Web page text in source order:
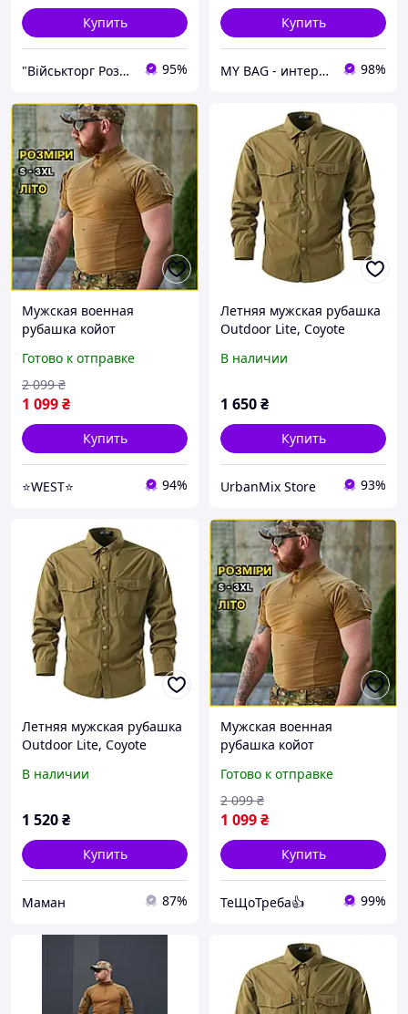
Купить
"Військторг Роздріб / Гурт": На сторожі Вашої безпеки! 95%
Купить
MY BAG - интернет магазин сумок, чемоданов и аксессуаров 98%
Мужская военная
рубашка койот
рубашка койот для
военнослужащих Tactical
Frog T-Shirt WEST
Готово к отправке
1 099₴
2 099 ₴
Купить
⭐️WEST⭐️ 94%
Летняя мужская рубашка
Outdoor Lite, Coyote
В наличии
1 650₴
Купить
UrbanMix Store 93%
Летняя мужская рубашка
Outdoor Lite, Coyote
В наличии
1 520₴
Купить
Маман 87%
Мужская военная
рубашка койот
рубашка койот для
военнослужащих Tactical
Frog T-Shirt TST
Готово к отправке
1 099₴
2 099 ₴
Купить
ТеЩоТреба👍 99%